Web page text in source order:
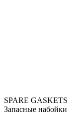
SPARE GASKETS
Запасные набойки